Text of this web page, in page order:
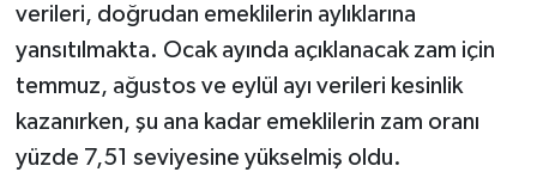
verileri, doğrudan emeklilerin aylıklarına
yansıtılmakta. Ocak ayında açıklanacak zam için
temmuz, ağustos ve eylül ayı verileri kesinlik
kazanırken, şu ana kadar emeklilerin zam oranı
yüzde 7,51 seviyesine yükselmiş oldu.